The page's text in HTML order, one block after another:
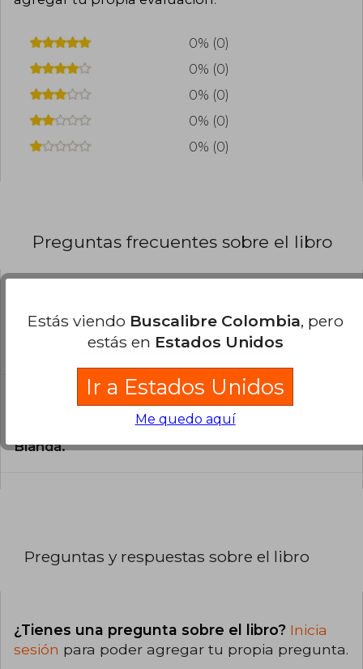
0% (0)
0% (0)
0% (0)
0% (0)
0% (0)
Preguntas frecuentes sobre el libro
Todos los libros de nuestro
catálogo son Originales.
La encuadernación de esta edición es Tapa
Blanda.
Preguntas y respuestas sobre el libro
¿Tienes una pregunta sobre el libro? Inicia
sesión para poder agregar tu propia pregunta.
Estás viendo Buscalibre Colombia, pero
estás en Estados Unidos
Ir a Estados Unidos
Me quedo aquí